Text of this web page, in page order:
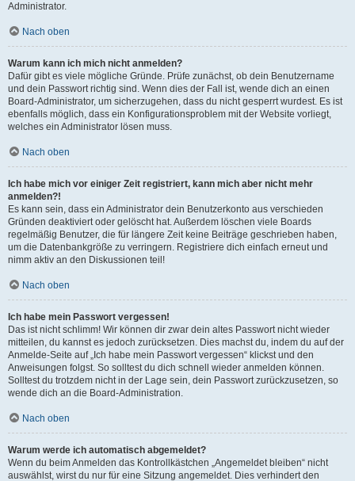
Administrator.
Nach oben
Warum kann ich mich nicht anmelden?
Dafür gibt es viele mögliche Gründe. Prüfe zunächst, ob dein Benutzername
und dein Passwort richtig sind. Wenn dies der Fall ist, wende dich an einen
Board-Administrator, um sicherzugehen, dass du nicht gesperrt wurdest. Es ist
ebenfalls möglich, dass ein Konfigurationsproblem mit der Website vorliegt,
welches ein Administrator lösen muss.
Nach oben
Ich habe mich vor einiger Zeit registriert, kann mich aber nicht mehr
anmelden?!
Es kann sein, dass ein Administrator dein Benutzerkonto aus verschieden
Gründen deaktiviert oder gelöscht hat. Außerdem löschen viele Boards
regelmäßig Benutzer, die für längere Zeit keine Beiträge geschrieben haben,
um die Datenbankgröße zu verringern. Registriere dich einfach erneut und
nimm aktiv an den Diskussionen teil!
Nach oben
Ich habe mein Passwort vergessen!
Das ist nicht schlimm! Wir können dir zwar dein altes Passwort nicht wieder
mitteilen, du kannst es jedoch zurücksetzen. Dies machst du, indem du auf der
Anmelde-Seite auf „Ich habe mein Passwort vergessen“ klickst und den
Anweisungen folgst. So solltest du dich schnell wieder anmelden können.
Solltest du trotzdem nicht in der Lage sein, dein Passwort zurückzusetzen, so
wende dich an die Board-Administration.
Nach oben
Warum werde ich automatisch abgemeldet?
Wenn du beim Anmelden das Kontrollkästchen „Angemeldet bleiben“ nicht
auswählst, wirst du nur für eine Sitzung angemeldet. Dies verhindert den